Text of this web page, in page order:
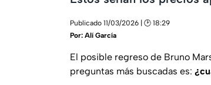
Publicado 11/03/2026 | 🕑 18:29
Por: Alí García
El posible regreso de Bruno
preguntas más buscadas es: